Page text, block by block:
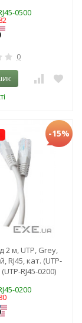
0500
0
-15%
2 м, UTP, Grey,
RJ45, кат. (UTP-
(UTP-RJ45-0200)
0200